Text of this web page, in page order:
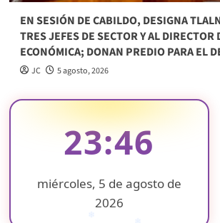
EN SESIÓN DE CABILDO, DESIGNA
TRES JEFES DE SECTOR Y AL
ECONÓMICA; DONAN PREDIO PARA EL
JC 5 agosto, 2026
23:46
miércoles, 5 de agosto de
2026